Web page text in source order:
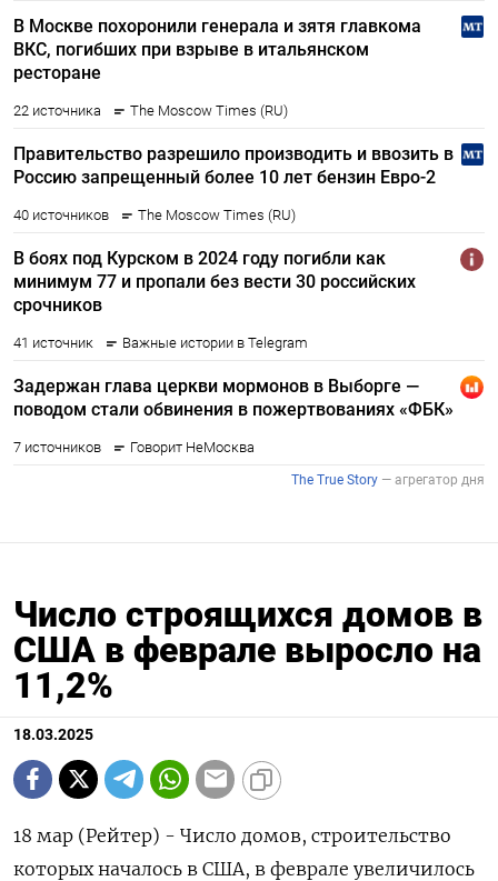
Число строящихся домов в
США в феврале выросло на
11,2%
18.03.2025
18 мар (Рейтер) - Число домов, строительство
которых началось в США, в феврале увеличилось